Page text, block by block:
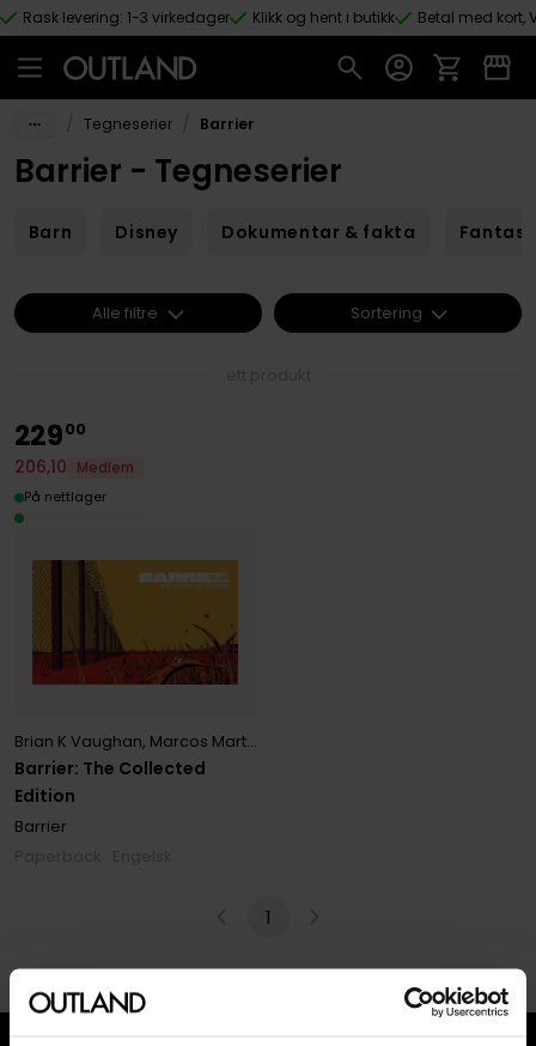
Hopp til hovedinnhold
Rask levering: 1-3 virkedager Klikk og hent i butikk Betal med kort,
Tegneserier Barrier
Barrier - Tegneserier
Barn Disney Dokumentar & fakta Fantasy
Barrier: The Collected
Edition
Brian K Vaughan, Marcos Martín
Barrier
22900
206,10
Medlem
På nettlager
1
Alle filtre Sortering